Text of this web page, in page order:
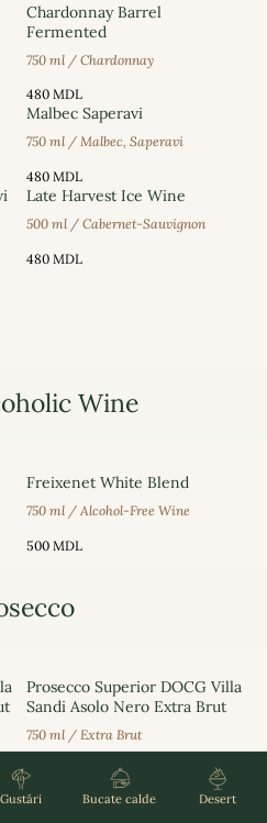
Gustări Bucate calde Desert
Chardonnay Barrel
Fermented
750 ml / Chardonnay
480 MDL
Malbec Saperavi
750 ml / Malbec, Saperavi
480 MDL
Late Harvest Ice Wine
500 ml / Cabernet-Sauvignon
480 MDL
Wine
Freixenet White Blend
750 ml / Alcohol-Free Wine
500 MDL
Prosecco Superior DOCG Villa
Sandi Asolo Nero Extra Brut
750 ml / Extra Brut
850
Prosecco Superior DOCG Villa
Sandi Valdobbiadene Extra